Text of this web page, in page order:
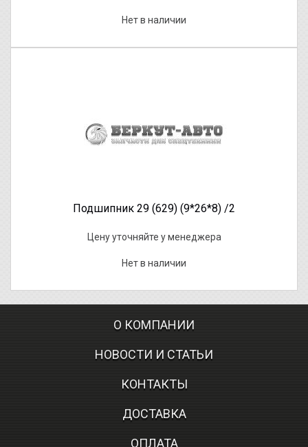
Нет в наличии
Подшипник 29 (629) (9*26*8) /2
Цену уточняйте у менеджера
Нет в наличии
О КОМПАНИИ
НОВОСТИ И СТАТЬИ
КОНТАКТЫ
ДОСТАВКА
ОПЛАТА